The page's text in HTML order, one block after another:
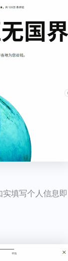
填写个人信息即